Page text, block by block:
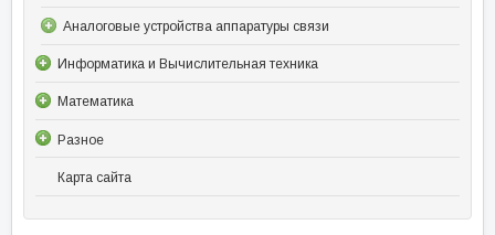
Аналоговые устройства аппаратуры связи
Информатика и Вычислительная техника
Математика
Разное
Карта сайта